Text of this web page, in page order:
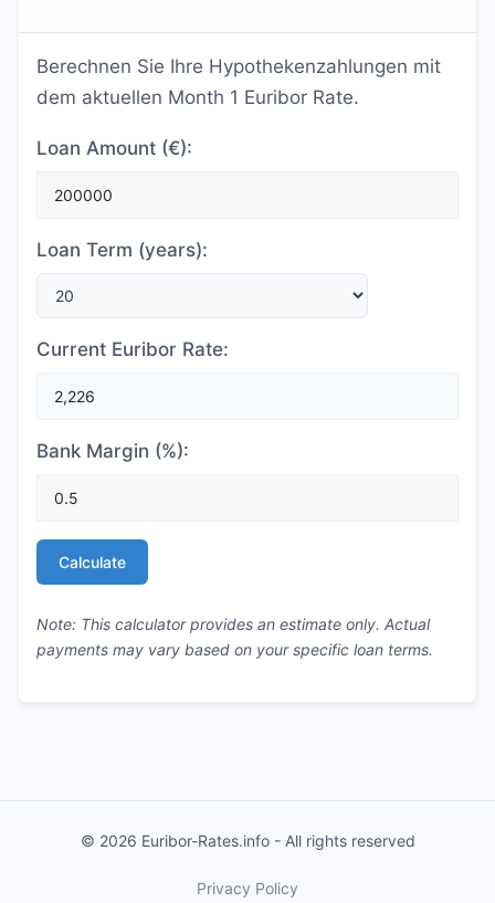
Berechnen Sie Ihre Hypothekenzahlungen mit
dem aktuellen Month 1 Euribor Rate.
Loan Amount (€):
Loan Term (years):
Current Euribor Rate:
Bank Margin (%):
Calculate
Note: This calculator provides an estimate only. Actual
payments may vary based on your specific loan terms.
© 2026 Euribor-Rates.info - All rights reserved
Privacy Policy